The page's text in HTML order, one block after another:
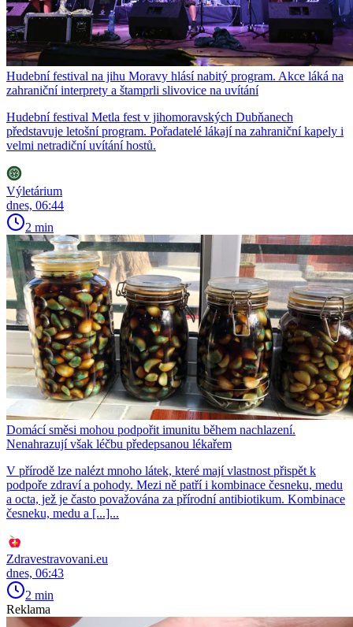
Hudební festival na jihu Moravy hlásí nabitý program. Akce láká na
zahraniční interprety a štamprli slivovice na uvítání
Hudební festival Metla fest v jihomoravských Dubňanech
představuje letošní program. Pořadatelé lákají na zahraniční kapely i
velmi netradiční uvítání hostů.
Výletárium
dnes, 06:44
2 min
Domácí směsi mohou podpořit imunitu během nachlazení.
Nenahrazují však léčbu předepsanou lékařem
V přírodě lze nalézt mnoho látek, které mají vlastnost přispět k
podpoře zdraví a pohody. Mezi ně patří i kombinace česneku, medu
a octa, jež je často považována za přírodní antibiotikum. Kombinace
česneku, medu a [...]...
Zdravestravovani.eu
dnes, 06:43
2 min
Reklama